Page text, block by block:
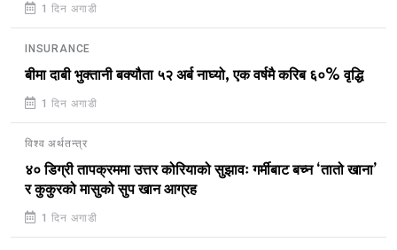
1 दिन अगाडी
INSURANCE
बीमा दाबी भुक्तानी बक्यौता ५२ अर्ब नाघ्यो, एक वर्षमै करिब ६०% वृद्धि
1 दिन अगाडी
विश्व अर्थतन्त्र
४० डिग्री तापक्रममा उत्तर कोरियाको सुझावः गर्मीबाट बच्न ‘तातो खाना’
र कुकुरको मासुको सुप खान आग्रह
1 दिन अगाडी